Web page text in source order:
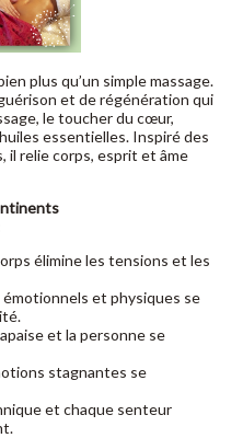
plus qu’un simple massage.
et de régénération qui
le toucher du cœur,
essentielles. Inspiré des
relie corps, esprit et âme
élimine les tensions et les
émotionnels et physiques se
et la personne se
stagnantes se
et chaque senteur